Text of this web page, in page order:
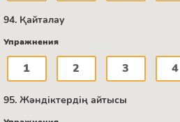
94. Қайталау
Упражнения
1 2 3 4
95. Жәндіктердің айтысы